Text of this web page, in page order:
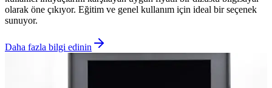
olarak öne çıkıyor. Eğitim ve genel kullanım için ideal bir seçenek
sunuyor.
Daha fazla bilgi edinin